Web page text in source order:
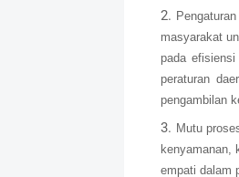
masyarakat
pada
peraturan
pengambilan
Mutu
kenyamanan,
empati dalam